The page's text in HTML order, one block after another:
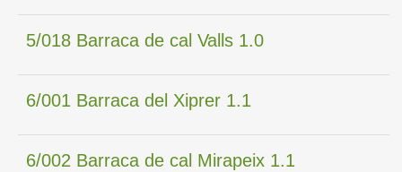
5/018 Barraca de cal Valls 1.0
6/001 Barraca del Xiprer 1.1
6/002 Barraca de cal Mirapeix 1.1